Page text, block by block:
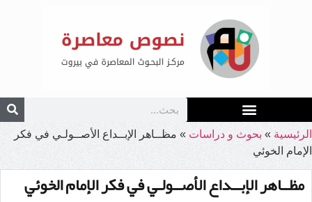
الرئيسية » بحوث و دراسات » مظــاهر الإبــداع الأصــولـي في فكر
الإمام الخوئي
مظــاهر الإبــداع الأصــولـي في فكر الإمام الخوئي